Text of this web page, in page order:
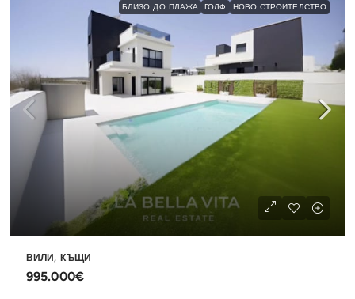
БЛИЗО ДО ПЛАЖА ГОЛФ НОВО СТРОИТЕЛСТВО
ВИЛИ, КЪЩИ
995.000€